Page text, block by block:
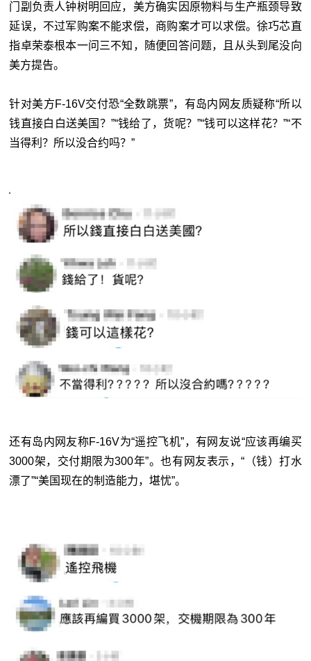
门副负责人钟树明回应，美方确实因原物料与生产瓶颈导致
延误，不过军购案不能求偿，商购案才可以求偿。徐巧芯直
指卓荣泰根本一问三不知，随便回答问题，且从头到尾没向
美方提告。
针对美方F-16V交付恐“全数跳票”，有岛内网友质疑称“所以
钱直接白白送美国？”“钱给了，货呢？”“钱可以这样花？”“不
当得利？所以没合约吗？”
还有岛内网友称F-16V为“遥控飞机”，有网友说“应该再编买
3000架，交付期限为300年”。也有网友表示，“（钱）打水
漂了”“美国现在的制造能力，堪忧”。